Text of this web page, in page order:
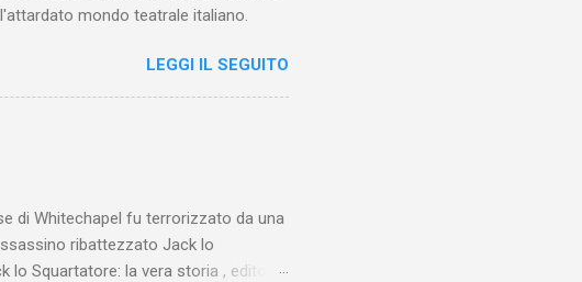
mondo teatrale italiano.
LEGGI IL SEGUITO
di Whitechapel fu terrorizzato da una
ribattezzato Jack lo
lo Squartatore: la vera storia , edito da